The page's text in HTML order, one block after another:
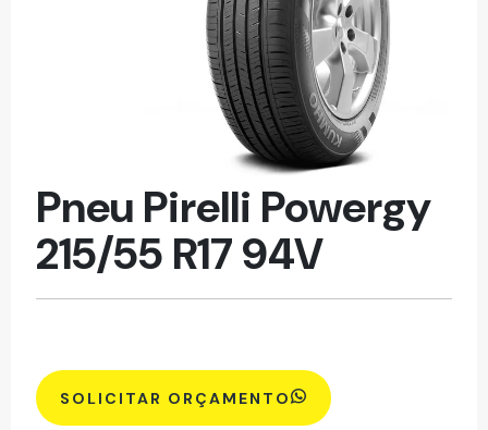
Pneu Pirelli Powergy
215/55 R17 94V
SOLICITAR ORÇAMENTO